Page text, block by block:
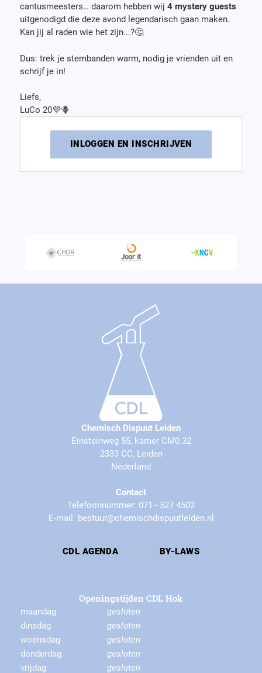
cantusmeesters… daarom hebben wij4 mystery guests
uitgenodigd die deze avond legendarisch gaan maken.
Kan jij al raden wie het zijn...?🤔
Dus: trek je stembanden warm, nodig je vrienden uit en
schrijf je in!
Liefs,
LuCo 20💜🪻
INLOGGEN EN INSCHRIJVEN
Chemisch Dispuut Leiden
Einsteinweg 55, kamer CM0.32
2333 CC, Leiden
Nederland
Contact
Telefoonnummer: 071 - 527 4502
E-mail: bestuur@chemischdispuutleiden.nl
CDL AGENDA BY-LAWS
Openingstijden CDL Hok
maandag
gesloten
dinsdag
gesloten
woensdag
gesloten
donderdag
gesloten
vrijdag
gesloten